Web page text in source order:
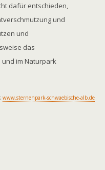
dafür entschieden,
und
und
das
im Naturpark
www.sternenpark-schwaebische-alb.de